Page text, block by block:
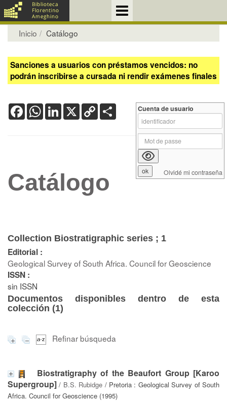
Inicio Catálogo
Sanciones a usuarios con préstamos vencidos: no
podrán inscribirse a cursada ni rendir exámenes finales
FacebookWhatsApp
LinkedIn
X Copy
Link
Catálogo
Collection Biostratigraphic series ; 1
Editorial :
Geological Survey of South Africa. Council for Geoscience
ISSN :
sin ISSN
Documentos disponibles dentro de esta
colección (1)
Refinar búsqueda
Biostratigraphy of the Beaufort Group [Karoo
Supergroup] / B.S. Rubidge / Pretoria : Geological Survey of South
Africa. Council for Geoscience (1995)
Cuenta de usuario
Olvidé mi contraseña